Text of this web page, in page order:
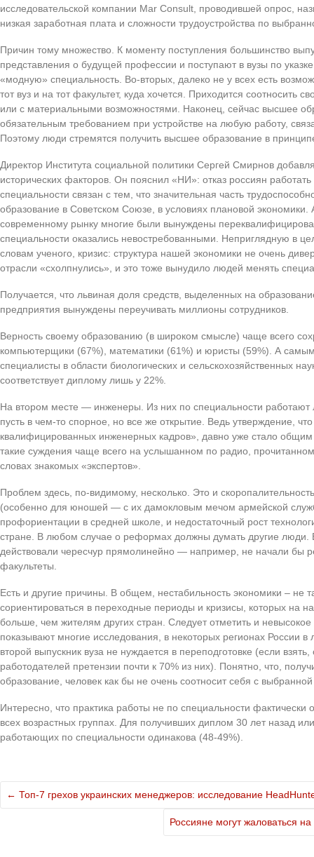
исследовательской компании Mar Consult, проводившей опрос,
низкая заработная плата и сложности трудоустройства по
Причин тому множество. К моменту поступления большинство
представления о будущей профессии и поступают в вузы по
«модную» специальность. Во-вторых, далеко не у всех есть
тот вуз и на тот факультет, куда хочется. Приходится соотносить
или с материальными возможностями. Наконец, сейчас высшее
обязательным требованием при устройстве на любую работу,
Поэтому люди стремятся получить высшее образование в
Директор Института социальной политики Сергей Смирнов
исторических факторов. Он пояснил «НИ»: отказ россиян
специальности связан с тем, что значительная часть
образование в Советском Союзе, в условиях плановой экономики.
современному рынку многие были вынуждены
специальности оказались невостребованными. Неприглядную в
словам ученого, кризис: структура нашей экономики не очень
отрасли «схолпнулись», и это тоже вынудило людей менять
Получается, что львиная доля средств, выделенных на
предприятия вынуждены переучивать миллионы сотрудников.
Верность своему образованию (в широком смысле) чаще всего
компьютерщики (67%), математики (61%) и юристы (59%). А
специалисты в области биологических и сельскохозяйственных
соответствует диплому лишь у 22%.
На втором месте — инженеры. Из них по специальности
пусть в чем-то спорное, но все же открытие. Ведь утверждение,
квалифицированных инженерных кадров», давно уже стало
такие суждения чаще всего на услышанном по радио, прочитанном
словах знакомых «экспертов».
Проблем здесь, по-видимому, несколько. Это и
(особенно для юношей — с их дамокловым мечом армейской
профориентации в средней школе, и недостаточный рост
стране. В любом случае о реформах должны думать другие люди.
действовали чересчур прямолинейно — например, не начали бы
факультеты.
Есть и другие причины. В общем, нестабильность экономики – не
сориентироваться в переходные периоды и кризисы, которых на
больше, чем жителям других стран. Следует отметить и невысокое
показывают многие исследования, в некоторых регионах России
второй выпускник вуза не нуждается в переподготовке (если
работодателей претензии почти к 70% из них). Понятно, что,
образование, человек как бы не очень соотносит себя с
Интересно, что практика работы не по специальности фактически
всех возрастных группах. Для получивших диплом 30 лет назад
работающих по специальности одинакова (48-49%).
← Топ-7 грехов украинских менеджеров: исследование
Россияне могут жаловаться